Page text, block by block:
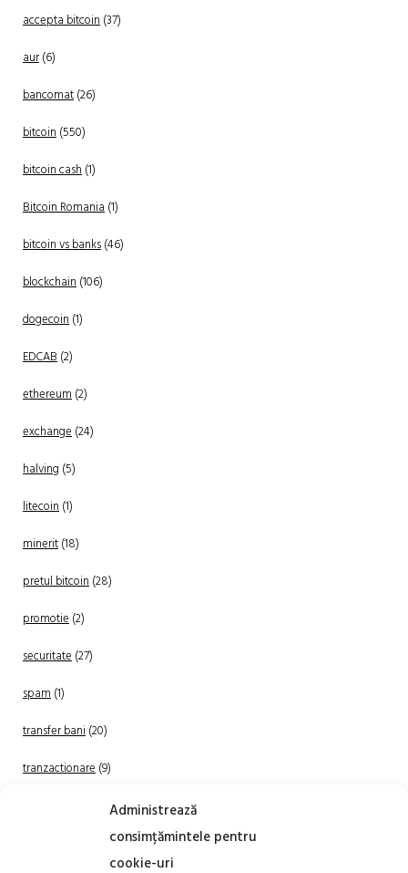
Administrează
consimțămintele pentru
cookie-uri
accepta bitcoin(37)
aur(6)
bancomat(26)
bitcoin(550)
bitcoin cash(1)
Bitcoin Romania(1)
bitcoin vs banks(46)
blockchain(106)
dogecoin(1)
EDCAB(2)
ethereum(2)
exchange(24)
halving (5)
litecoin(1)
minerit(18)
pretul bitcoin(28)
promotie(2)
securitate(27)
spam(1)
transfer bani(20)
tranzactionare(9)
(20)